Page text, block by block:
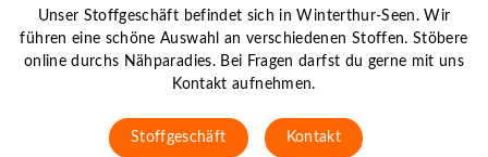
Unser Stoffgeschäft befindet sich in Winterthur-Seen. Wir
führen eine schöne Auswahl an verschiedenen Stoffen. Stöbere
online durchs Nähparadies. Bei Fragen darfst du gerne mit uns
Kontakt aufnehmen.
Stoffgeschäft Kontakt